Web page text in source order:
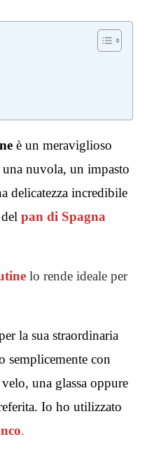
è un meraviglioso
una nuvola, un impasto
delicatezza incredibile
pan di Spagna
lo rende ideale per
la sua straordinaria
semplicemente con
una glassa oppure
Io ho utilizzato
.